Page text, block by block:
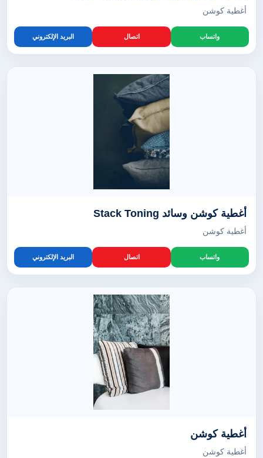
أغطية كوشن
واتساب اتصال البريد الإلكتروني
أغطية كوشن وسائد Stack Toning
أغطية كوشن
واتساب اتصال البريد الإلكتروني
أغطية كوشن
أغطية كوشن